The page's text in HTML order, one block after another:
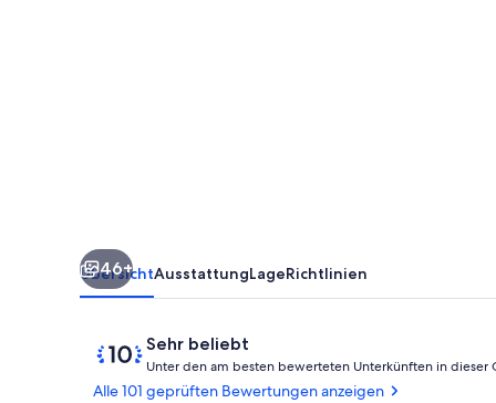
Meile
vom
Strand
entfernt
46+
ÜbersichtAusstattungLageRichtlinien
Bewertungen
Sehr beliebt
10
von
10,
Unter den am besten bewerteten Unterkünften in dieser
Alle 101 geprüften Bewertungen anzeigen